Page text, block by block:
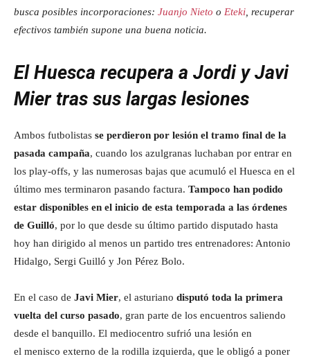
busca posibles incorporaciones: Juanjo Nieto o Eteki , recuperar
efectivos también supone una buena noticia.
El Huesca recupera a Jordi y Javi
Mier tras sus largas lesiones
Ambos futbolistas se perdieron por lesión el tramo final de la
pasada campaña, cuando los azulgranas luchaban por entrar en
los play-offs, y las numerosas bajas que acumuló el Huesca en el
último mes terminaron pasando factura. Tampoco han podido
estar disponibles en el inicio de esta temporada a las órdenes
de Guilló, por lo que desde su último partido disputado hasta
hoy han dirigido al menos un partido tres entrenadores: Antonio
Hidalgo, Sergi Guilló y Jon Pérez Bolo.
En el caso de Javi Mier, el asturiano disputó toda la primera
vuelta del curso pasado, gran parte de los encuentros saliendo
desde el banquillo. El mediocentro sufrió una lesión en
el menisco externo de la rodilla izquierda, que le obligó a poner